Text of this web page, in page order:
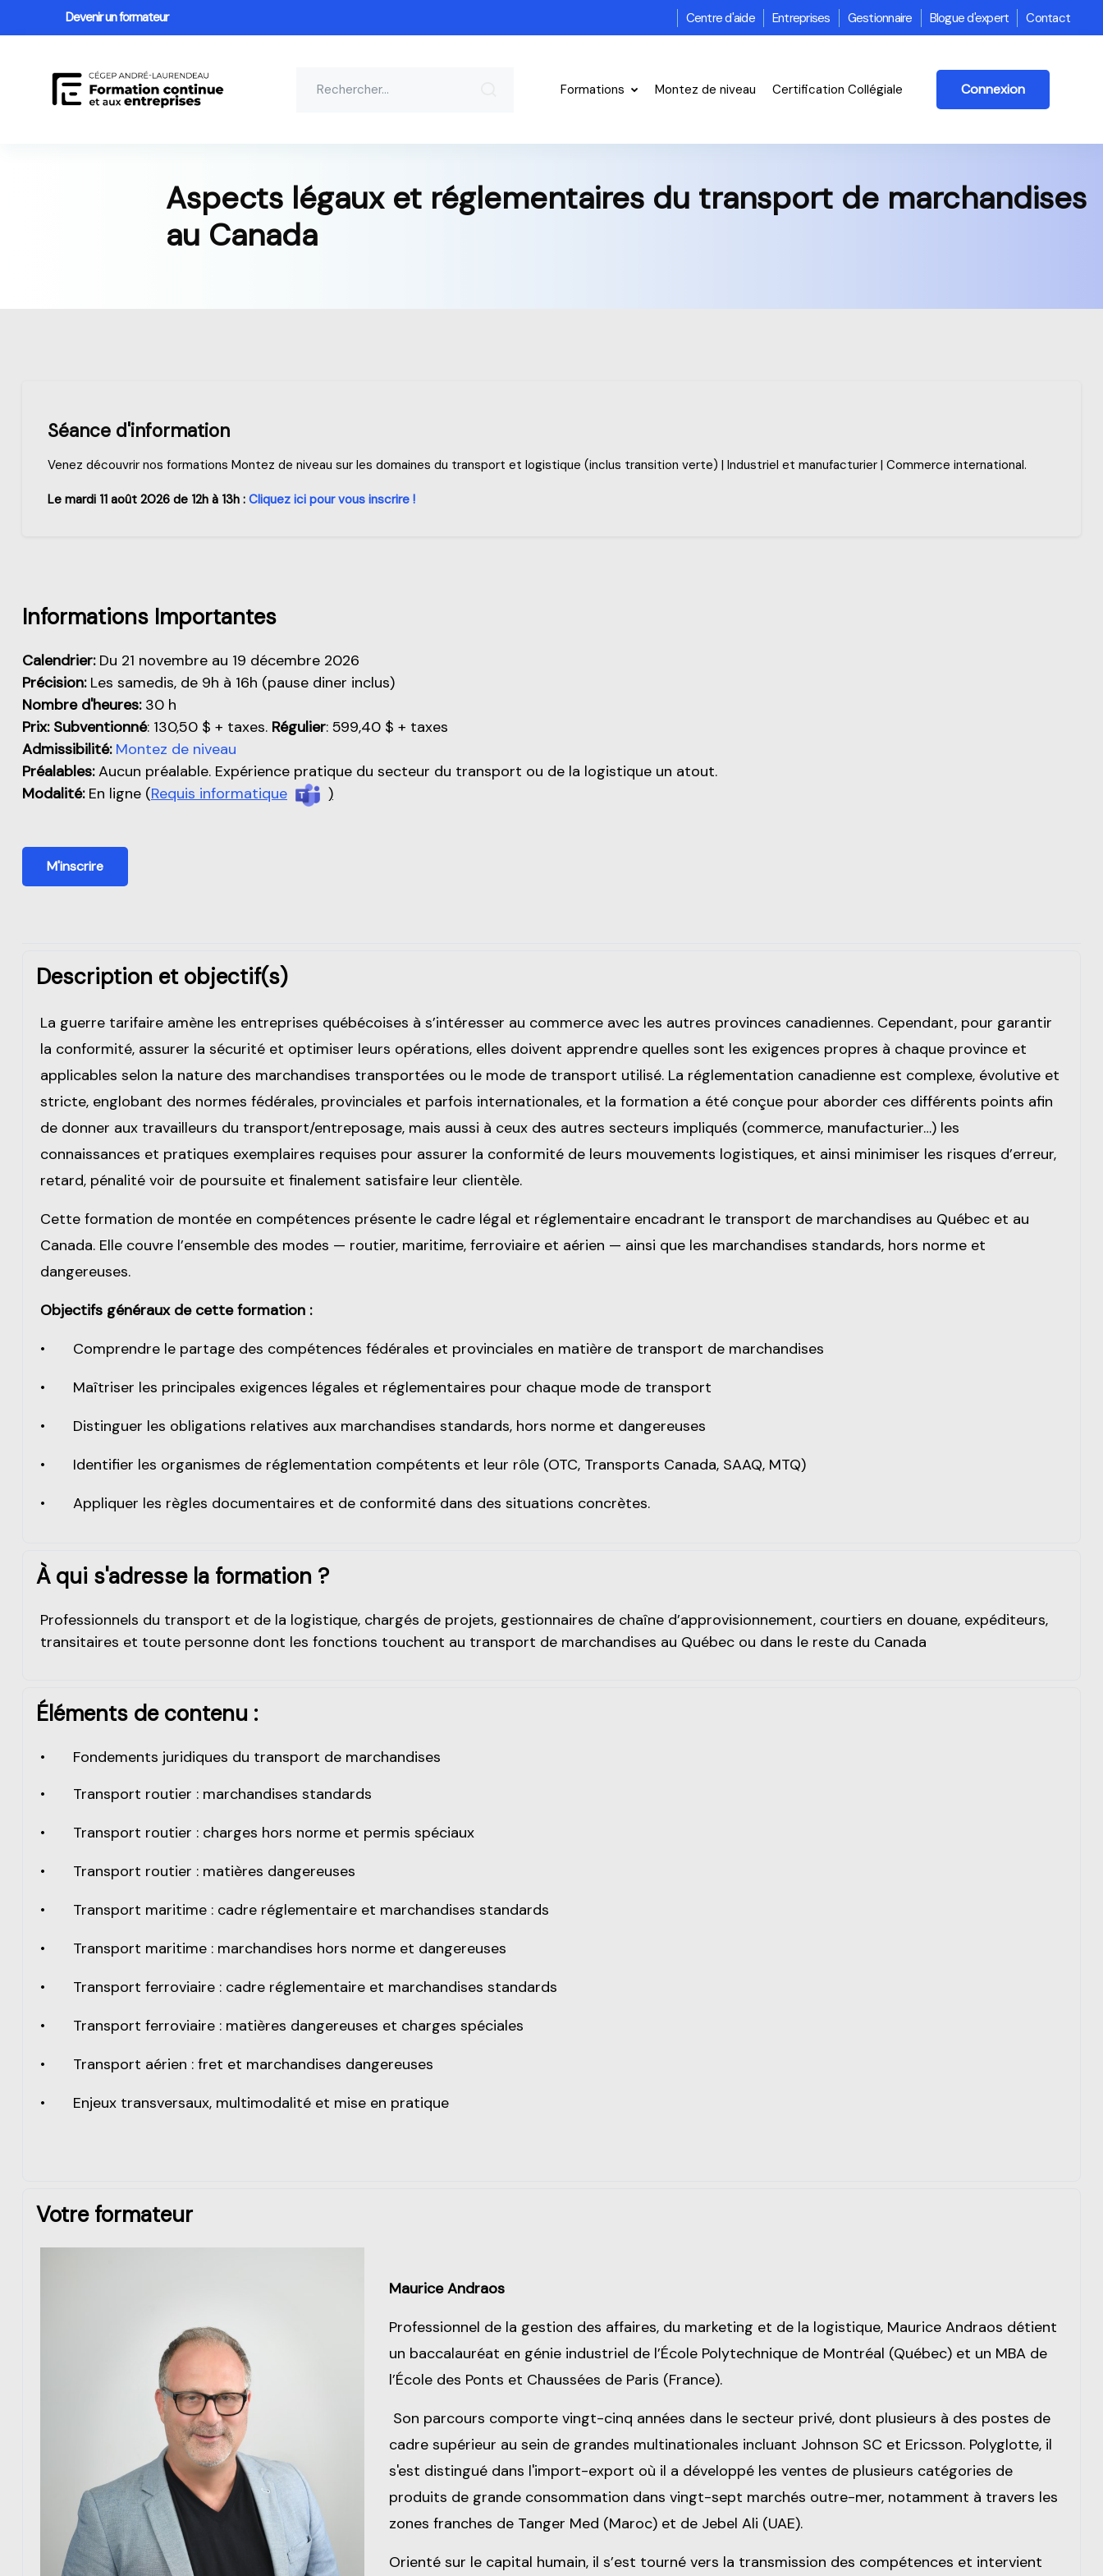
Devenir un formateur Centre d'aide Entreprises Gestionnaire Blogue d'expert Contact
Formations Montez de niveau Certification Collégiale Connexion
Aspects légaux et réglementaires du transport de marchandises
au Canada
Séance d'information
Venez découvrir nos formations Montez de niveau sur les domaines du transport et logistique (inclus transition verte) | Industriel et manufacturier | Commerce international.
Le mardi 11 août 2026 de 12h à 13h : Cliquez ici pour vous inscrire !
Aperçu de cette partie
Informations Importantes
Calendrier: Du 21 novembre au 19 décembre 2026
Précision:Les samedis, de 9h à 16h (pause diner inclus)
Nombre d'heures:30 h
Prix: Subventionné: 130,50 $ + taxes. Régulier: 599,40 $ + taxes
Admissibilité: Montez de niveau
Préalables:Aucun préalable. Expérience pratique du secteur du transport ou de la logistique un atout.
Modalité:En ligne (Requis informatique )
M'inscrire
Description et objectif(s)
La guerre tarifaire amène les entreprises québécoises à s’intéresser au commerce avec les autres provinces canadiennes. Cependant, pour garantir
la conformité, assurer la sécurité et optimiser leurs opérations, elles doivent apprendre quelles sont les exigences propres à chaque province et
applicables selon la nature des marchandises transportées ou le mode de transport utilisé. La réglementation canadienne est complexe, évolutive et
stricte, englobant des normes fédérales, provinciales et parfois internationales, et la formation a été conçue pour aborder ces différents points afin
de donner aux travailleurs du transport/entreposage, mais aussi à ceux des autres secteurs impliqués (commerce, manufacturier…) les
connaissances et pratiques exemplaires requises pour assurer la conformité de leurs mouvements logistiques, et ainsi minimiser les risques d’erreur,
retard, pénalité voir de poursuite et finalement satisfaire leur clientèle.
Cette formation de montée en compétences présente le cadre légal et réglementaire encadrant le transport de marchandises au Québec et au
Canada. Elle couvre l’ensemble des modes — routier, maritime, ferroviaire et aérien — ainsi que les marchandises standards, hors norme et
dangereuses.
Objectifs généraux de cette formation :
•
Comprendre le partage des compétences fédérales et provinciales en matière de transport de marchandises
•
Maîtriser les principales exigences légales et réglementaires pour chaque mode de transport
•
Distinguer les obligations relatives aux marchandises standards, hors norme et dangereuses
•
Identifier les organismes de réglementation compétents et leur rôle (OTC, Transports Canada, SAAQ, MTQ)
•
Appliquer les règles documentaires et de conformité dans des situations concrètes.
À qui s'adresse la formation ?
Professionnels du transport et de la logistique, chargés de projets, gestionnaires de chaîne d’approvisionnement, courtiers en douane, expéditeurs,
transitaires et toute personne dont les fonctions touchent au transport de marchandises au Québec ou dans le reste du Canada
Éléments de contenu :
•
Fondements juridiques du transport de marchandises
•
Transport routier : marchandises standards
•
Transport routier : charges hors norme et permis spéciaux
•
Transport routier : matières dangereuses
•
Transport maritime : cadre réglementaire et marchandises standards
•
Transport maritime : marchandises hors norme et dangereuses
•
Transport ferroviaire : cadre réglementaire et marchandises standards
•
Transport ferroviaire : matières dangereuses et charges spéciales
•
Transport aérien : fret et marchandises dangereuses
•
Enjeux transversaux, multimodalité et mise en pratique
Votre formateur
Maurice Andraos
Professionnel de la gestion des affaires, du marketing et de la logistique, Maurice Andraos détient
un baccalauréat en génie industriel de l’École Polytechnique de Montréal (Québec) et un MBA de
l’École des Ponts et Chaussées de Paris (France).
Son parcours comporte vingt-cinq années dans le secteur privé, dont plusieurs à des postes de
cadre supérieur au sein de grandes multinationales incluant Johnson SC et Ericsson. Polyglotte, il
s'est distingué dans l'import-export où il a développé les ventes de plusieurs catégories de
produits de grande consommation dans vingt-sept marchés outre-mer, notamment à travers les
zones franches de Tanger Med (Maroc) et de Jebel Ali (UAE).
Orienté sur le capital humain, il s’est tourné vers la transmission des compétences et intervient